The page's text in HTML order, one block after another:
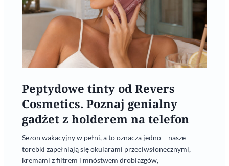
Peptydowe tinty od Revers
Cosmetics. Poznaj genialny
gadżet z holderem na telefon
Sezon wakacyjny w pełni, a to oznacza jedno – nasze
torebki zapełniają się okularami przeciwsłonecznymi,
kremami z filtrem i mnóstwem drobiazgów,